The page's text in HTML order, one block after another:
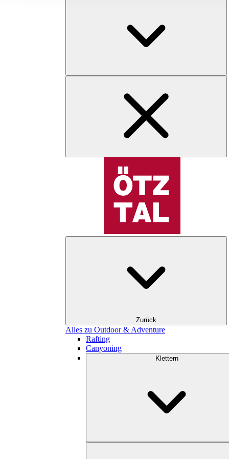
Zurück
Alles zu Outdoor & Adventure
Rafting
Canyoning
Klettern